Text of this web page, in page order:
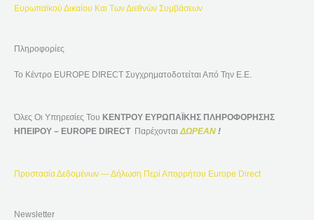
Ευρωπαϊκού Δικαίου Και Των Διεθνών Συμβάσεων
Πληροφορίες
Το Κέντρο EUROPE DIRECT Συγχρηματοδοτείται Από Την Ε.Ε.
Όλες Οι Υπηρεσίες Του ΚΕΝΤΡΟΥ ΕΥΡΩΠΑΪΚΗΣ ΠΛΗΡΟΦΟΡΗΣΗΣ
ΗΠΕΙΡΟΥ – EUROPE DIRECT Παρέχονται ΔΩΡΕΑΝ !
Προστασία Δεδομένων — Δήλωση Περί Απορρήτου Europe Direct
Newsletter